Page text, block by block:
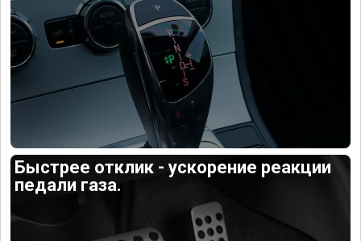
Быстрее отклик - ускорение реакции
педали газа.